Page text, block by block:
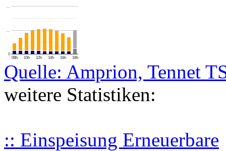
08h 10h 12h 14h 16h 18h
0
…
…
Quelle: Amprion, Tennet
weitere Statistiken:
:: Einspeisung Erneuerbare